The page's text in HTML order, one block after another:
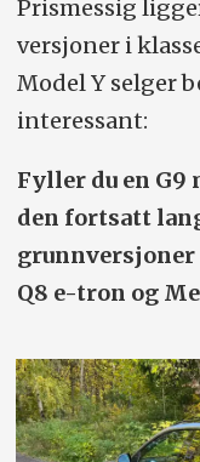
elbiler
Prismessig
versjoner i
Model Y selger
interessant:
Fyller du en G9
den fortsatt
grunnversjoner
Q8 e-tron og